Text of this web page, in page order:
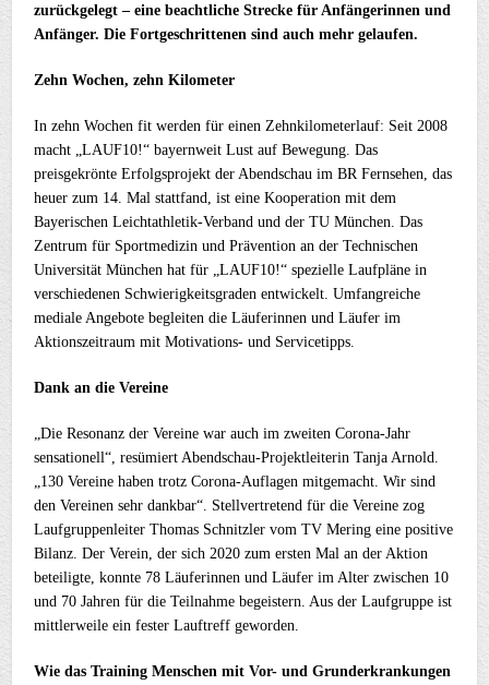
zurückgelegt – eine beachtliche Strecke für Anfängerinnen und
Anfänger. Die Fortgeschrittenen sind auch mehr gelaufen.
Zehn Wochen, zehn Kilometer
In zehn Wochen fit werden für einen Zehnkilometerlauf: Seit 2008
macht „LAUF10!“ bayernweit Lust auf Bewegung. Das
preisgekrönte Erfolgsprojekt der Abendschau im BR Fernsehen, das
heuer zum 14. Mal stattfand, ist eine Kooperation mit dem
Bayerischen Leichtathletik-Verband und der TU München. Das
Zentrum für Sportmedizin und Prävention an der Technischen
Universität München hat für „LAUF10!“ spezielle Laufpläne in
verschiedenen Schwierigkeitsgraden entwickelt. Umfangreiche
mediale Angebote begleiten die Läuferinnen und Läufer im
Aktionszeitraum mit Motivations- und Servicetipps.
Dank an die Vereine
„Die Resonanz der Vereine war auch im zweiten Corona-Jahr
sensationell“, resümiert Abendschau-Projektleiterin Tanja Arnold.
„130 Vereine haben trotz Corona-Auflagen mitgemacht. Wir sind
den Vereinen sehr dankbar“. Stellvertretend für die Vereine zog
Laufgruppenleiter Thomas Schnitzler vom TV Mering eine positive
Bilanz. Der Verein, der sich 2020 zum ersten Mal an der Aktion
beteiligte, konnte 78 Läuferinnen und Läufer im Alter zwischen 10
und 70 Jahren für die Teilnahme begeistern. Aus der Laufgruppe ist
mittlerweile ein fester Lauftreff geworden.
Wie das Training Menschen mit Vor- und Grunderkrankungen